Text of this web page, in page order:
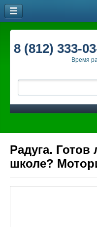
8 (812) 333-
Время
Радуга. Готов
школе?